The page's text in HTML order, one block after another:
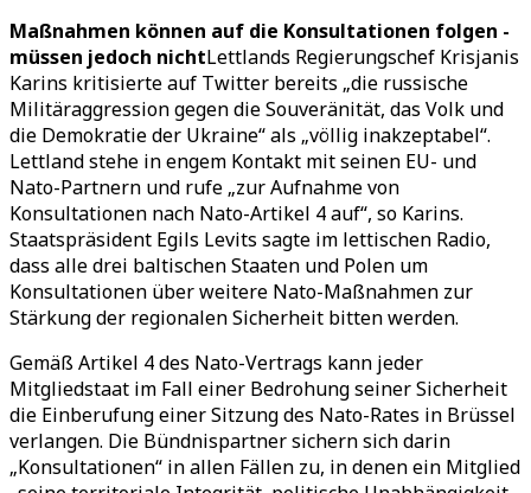
Maßnahmen können auf die Konsultationen folgen -
müssen jedoch nichtLettlands Regierungschef Krisjanis
Karins kritisierte auf Twitter bereits „die russische
Militäraggression gegen die Souveränität, das Volk und
die Demokratie der Ukraine“ als „völlig inakzeptabel“.
Lettland stehe in engem Kontakt mit seinen EU- und
Nato-Partnern und rufe „zur Aufnahme von
Konsultationen nach Nato-Artikel 4 auf“, so Karins.
Staatspräsident Egils Levits sagte im lettischen Radio,
dass alle drei baltischen Staaten und Polen um
Konsultationen über weitere Nato-Maßnahmen zur
Stärkung der regionalen Sicherheit bitten werden.
Gemäß Artikel 4 des Nato-Vertrags kann jeder
Mitgliedstaat im Fall einer Bedrohung seiner Sicherheit
die Einberufung einer Sitzung des Nato-Rates in Brüssel
verlangen. Die Bündnispartner sichern sich darin
„Konsultationen“ in allen Fällen zu, in denen ein Mitglied